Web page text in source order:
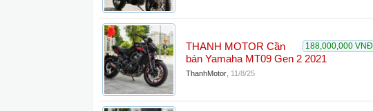
188,000,000 VNĐ
THANH MOTOR Cần
bán Yamaha MT09 Gen 2 2021
ThanhMotor 11/8/25